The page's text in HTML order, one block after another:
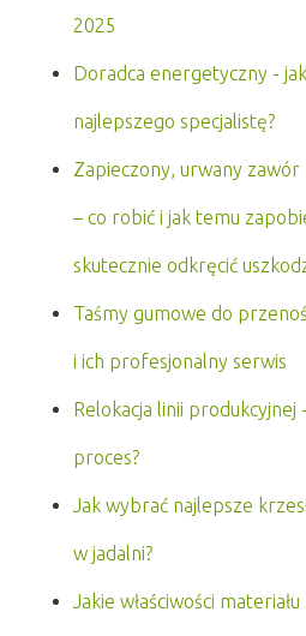
2025
Doradca energetyczny -
najlepszego specjalistę?
Zapieczony, urwany zawór
– co robić i jak temu
skutecznie odkręcić
Taśmy gumowe do
i ich profesjonalny serwis
Relokacja linii produkcyjnej
proces?
Jak wybrać najlepsze
w jadalni?
Jakie właściwości